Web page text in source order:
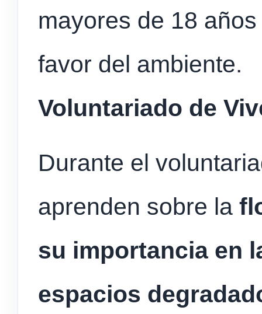
mayores de 18
favor del ambiente.
Voluntariado de
Durante el
aprenden sobre la
su importancia en
espacios